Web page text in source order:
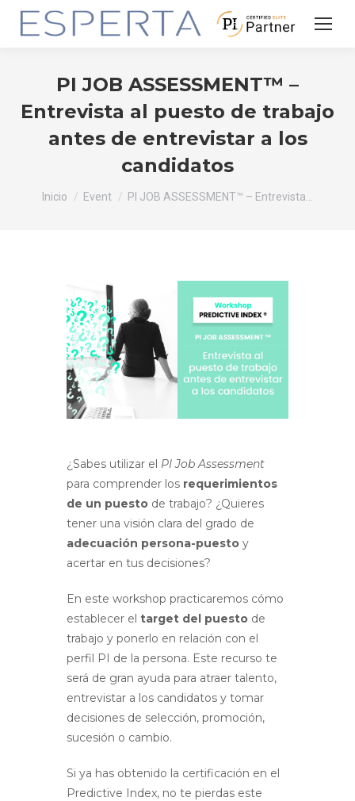
PI JOB ASSESSMENT™ –
Entrevista al puesto de trabajo
antes de entrevistar a los
candidatos
Estás aquí:
Inicio Event PI JOB ASSESSMENT™ – Entrevista…
¿Sabes utilizar el PI Job Assessment
para comprender los requerimientos
de un puesto de trabajo? ¿Quieres
tener una visión clara del grado de
adecuación persona-puesto y
acertar en tus decisiones?
En este workshop practicaremos cómo
establecer el target del puesto de
trabajo y ponerlo en relación con el
perfil PI de la persona. Este recurso te
será de gran ayuda para atraer talento,
entrevistar a los candidatos y tomar
decisiones de selección, promoción,
sucesión o cambio.
Si ya has obtenido la certificación en el
Predictive Index, no te pierdas este